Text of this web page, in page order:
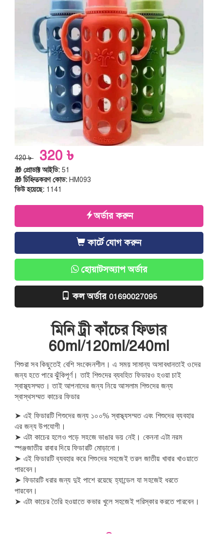
420 ৳ 320 ৳
🎁 প্রোডাক্ট আইডি: 51
🎁 চিহ্নিতকরণ কোড: HM093
ভিউ হয়েছে: 1141
অর্ডার করুন
কার্টে যোগ করুন
হোয়াটসঅ্যাপ অর্ডার
কল অর্ডার 01690027095
মিনি ট্রী কাঁচের ফিডার
60ml/120ml/240ml
শিশুরা সব কিছুতেই বেশি সংবেদনশীল। এ সময় সামান্য অসাবধানতাই ওদের
জন্য হতে পারে ঝুঁকিপূর্ণ। তাই শিশুদের ব্যবহিত ফিডারও হওয়া চাই
স্বাস্থ্যসম্মত। তাই আপনাদের জন্য নিয়ে আসলাম শিশুদের জন্য
স্বাস্থসম্মত কাচের ফিডার
➤ এই ফিডারটি শিশুদের জন্য ১০০% স্বাস্থ্যসম্মত এবং শিশুদের ব্যবহার
এর জন্য উপযোগী।
➤ এটা কাচের হলেও পড়ে সহজে ভাঙার ভয় নেই। কেননা এটা নরম
স্পঞ্জজাতীয় রাবার দিয়ে ফিডারটি মোড়ানো।
➤ এই ফিডারটি ব্যবহার করে শিশুদের সহজেই তরল জাতীয় খাবার খাওয়াতে
পারবেন।
➤ ফিডারটি ধরার জন্য দুই পাশে রয়েছে হ্যান্ডেল যা সহজেই ধরতে
পারবেন।
➤ এটা কাচের তৈরি হওয়াতে কভার খুলে সহজেই পরিস্কার করতে পারবেন।